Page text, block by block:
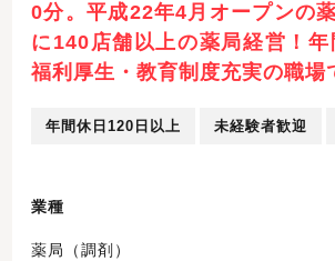
0分。平成22年4月オープンの
に140店舗以上の薬局経営！
福利厚生・教育制度充実の職場
年間休日120日以上 未経験者歓迎
業種
薬局（調剤）